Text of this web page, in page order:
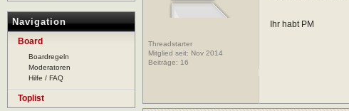
Navigation
Board
Boardregeln
Moderatoren
Hilfe / FAQ
Toplist
Threadstarter
Mitglied seit: Nov 2014
Beiträge: 16
Ihr habt PM